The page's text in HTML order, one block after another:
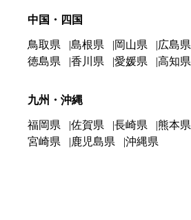
中国・四国
鳥取県 島根県 岡山県 広島県
徳島県
香川県 愛媛県 高知県
九州・沖縄
福岡県 佐賀県 長崎県 熊本県
宮崎県
鹿児島県 沖縄県